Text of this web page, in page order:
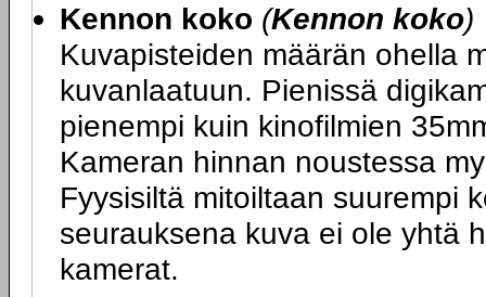
Kennon koko (Kennon koko)
Kuvapisteiden määrän ohella
kuvanlaatuun. Pienissä
pienempi kuin kinofilmien
Kameran hinnan noustessa
Fyysisiltä mitoiltaan suurempi
seurauksena kuva ei ole yhtä
kamerat.